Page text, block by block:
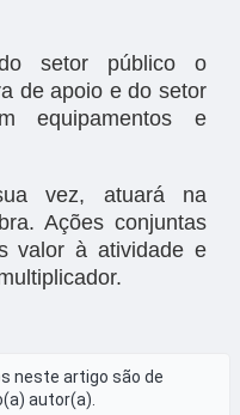
setor público o
de apoio e do setor
equipamentos e
vez, atuará na
Ações conjuntas
valor à atividade e
neste artigo são de
autor(a).